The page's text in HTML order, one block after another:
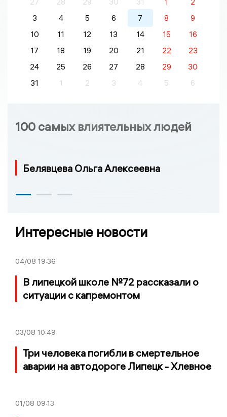
27 28 29 30 31 1
2
3
4 5 6 7 8
9
10
11 12 13 14 15
16
17
18 19 20 21 22
23
24
25 26 27 28 29
30
31
1 2 3 4 5 6
100 самых влиятельных людей
Белявцева Ольга Алексеевна
Интересные новости
04/08 19:36
В липецкой школе №72 рассказали о
ситуации с капремонтом
03/08 10:49
Три человека погибли в смертельное
аварии на автодороге Липецк - Хлевное
01/08 09:13